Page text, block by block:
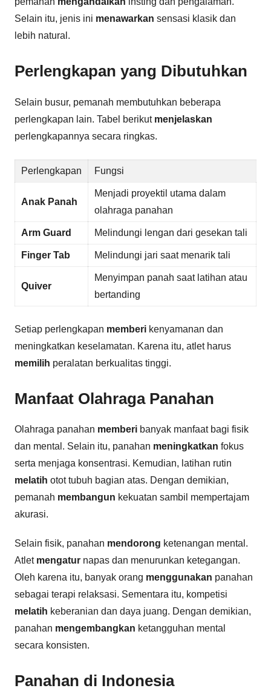
Selain itu, jenis ini menawarkan sensasi klasik dan
lebih natural.
Perlengkapan yang Dibutuhkan
Selain busur, pemanah membutuhkan beberapa
perlengkapan lain. Tabel berikut menjelaskan
perlengkapannya secara ringkas.
Perlengkapan Fungsi
Anak Panah
Menjadi proyektil utama dalam
olahraga panahan
Arm Guard Melindungi lengan dari gesekan tali
Finger Tab Melindungi jari saat menarik tali
Quiver
Menyimpan panah saat latihan atau
bertanding
Setiap perlengkapan memberi kenyamanan dan
meningkatkan keselamatan. Karena itu, atlet harus
memilih peralatan berkualitas tinggi.
Manfaat Olahraga Panahan
Olahraga panahan memberi banyak manfaat bagi fisik
dan mental. Selain itu, panahan meningkatkan fokus
serta menjaga konsentrasi. Kemudian, latihan rutin
melatih otot tubuh bagian atas. Dengan demikian,
pemanah membangun kekuatan sambil mempertajam
akurasi.
Selain fisik, panahan mendorong ketenangan mental.
Atlet mengatur napas dan menurunkan ketegangan.
Oleh karena itu, banyak orang menggunakan panahan
sebagai terapi relaksasi. Sementara itu, kompetisi
melatih keberanian dan daya juang. Dengan demikian,
panahan mengembangkan ketangguhan mental
secara konsisten.
Panahan di Indonesia